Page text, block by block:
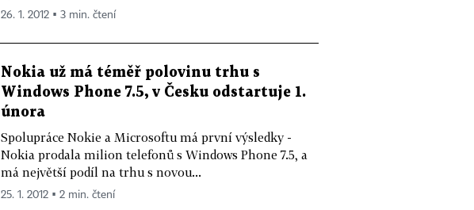
26. 1. 2012 ▪ 3 min. čtení
Nokia už má téměř polovinu trhu s
Windows Phone 7.5, v Česku odstartuje 1.
února
Spolupráce Nokie a Microsoftu má první výsledky -
Nokia prodala milion telefonů s Windows Phone 7.5, a
má největší podíl na trhu s novou...
25. 1. 2012 ▪ 2 min. čtení